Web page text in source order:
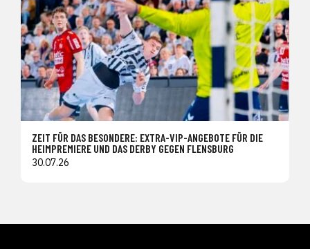
ZEIT FÜR DAS BESONDERE: EXTRA-VIP-ANGEBOTE FÜR DIE
HEIMPREMIERE UND DAS DERBY GEGEN FLENSBURG
30.07.26